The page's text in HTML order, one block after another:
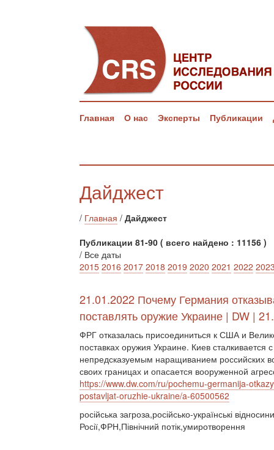
Главная О нас Эксперты Публикации
Дайджест
/ Главная / Дайджест
Публикации 81-90 ( всего найдено : 11156 )
/ Все даты
2015 2016 2017 2018 2019 2020 2021 2022
21.01.2022 Почему Германия
поставлять оружие Украине | DW |
ФРГ отказалась присоединиться к США и
поставках оружия Украине. Киев сталкивается с
непредсказуемым наращиванием российских
своих границах и опасается вооруженной
https://www.dw.com/ru/pochemu-germanija-
postavljat-oruzhie-ukraine/a-60500562
російська загроза,російсько-українські
Росії,ФРН,Північний потік,умиротворення